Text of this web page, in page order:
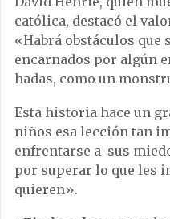
católica, destacó el
«Habrá obstáculos
encarnados por algún
hadas, como un
Esta historia hace un
niños esa lección tan
enfrentarse a sus
por superar lo que les
quieren».